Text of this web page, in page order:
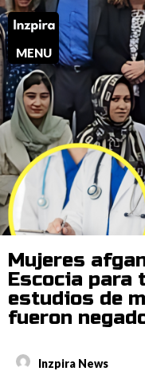
MENU
Mujeres
Escocia para
estudios de
fueron
Inzpira News